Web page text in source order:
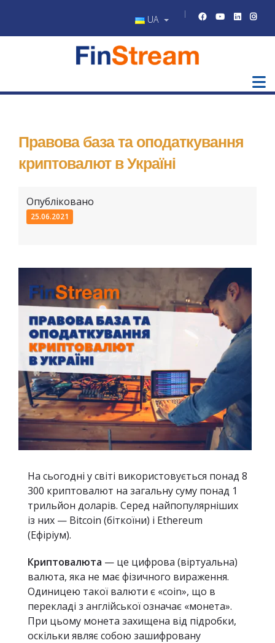
UA
Правова база та оподаткування
криптовалют в Україні
Опубліковано
25.06.2021
На сьогодні у світі використовується понад 8
300 криптовалют на загальну суму понад 1
трильйон доларів. Серед найпопулярніших
із них — Bitcoin (біткоїни) і Ethereum
(Ефіріум).
Криптовалюта — це цифрова (віртуальна)
валюта, яка не має фізичного вираження.
Одиницею такої валюти є «coin», що в
перекладі з англійської означає «монета».
При цьому монета захищена від підробки,
оскільки являє собою зашифровану